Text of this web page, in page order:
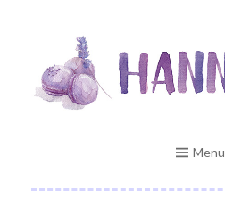
content
HANNEMAD.DK
Opskrifter til hverdag og fest
Menu